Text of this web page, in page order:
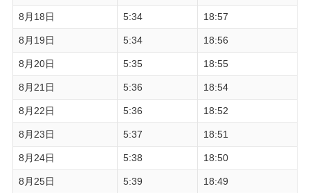
8月18日 5:34 18:57
8月19日 5:34 18:56
8月20日 5:35 18:55
8月21日 5:36 18:54
8月22日 5:36 18:52
8月23日 5:37 18:51
8月24日 5:38 18:50
8月25日 5:39 18:49